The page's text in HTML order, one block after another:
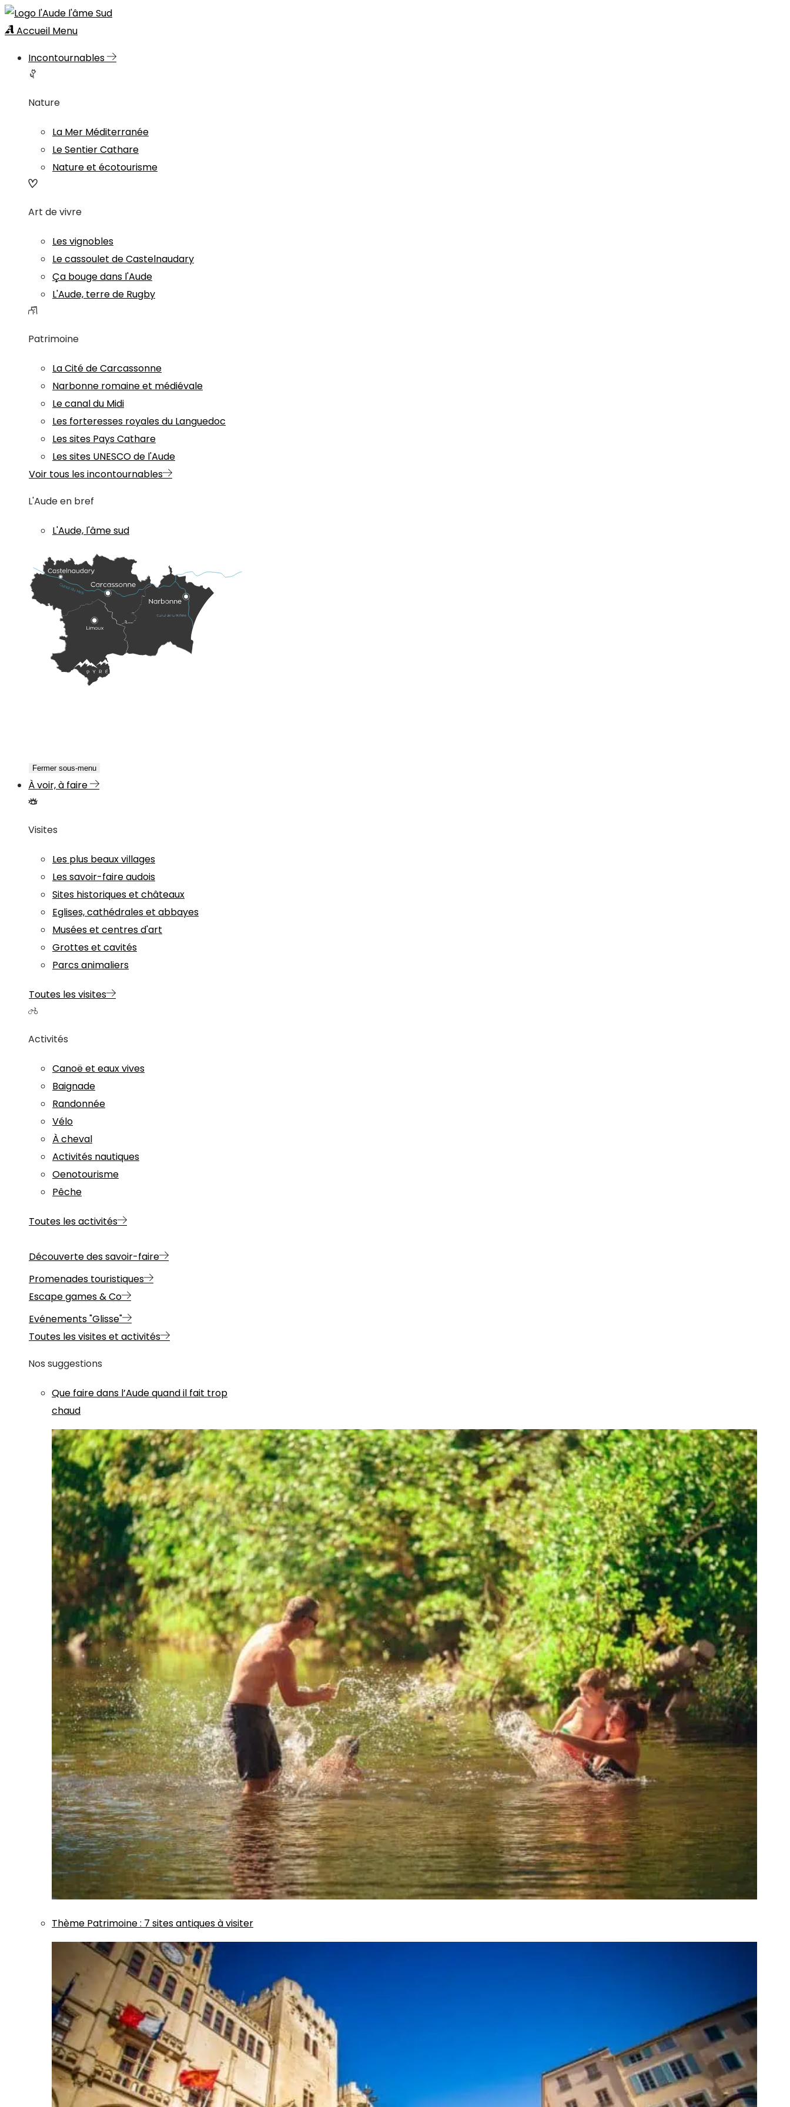
Accueil Menu
Incontournables
Nature
La Mer Méditerranée
Le Sentier Cathare
Nature et écotourisme
Art de vivre
Les vignobles
Le cassoulet de Castelnaudary
Ça bouge dans l'Aude
L'Aude, terre de Rugby
Patrimoine
La Cité de Carcassonne
Narbonne romaine et médiévale
Le canal du Midi
Les forteresses royales du Languedoc
Les sites Pays Cathare
Les sites UNESCO de l'Aude
Voir tous les incontournables
L'Aude en bref
L'Aude, l'âme sud
Fermer sous-menu
À voir, à faire
Visites
Les plus beaux villages
Les savoir-faire audois
Sites historiques et châteaux
Eglises, cathédrales et abbayes
Musées et centres d'art
Grottes et cavités
Parcs animaliers
Toutes les visites
Activités
Canoë et eaux vives
Baignade
Randonnée
Vélo
À cheval
Activités nautiques
Oenotourisme
Pêche
Toutes les activités
Découverte des savoir-faire
Promenades touristiques
Escape games & Co
Evénements "Glisse"
Toutes les visites et activités
Nos suggestions
Que faire dans l’Aude quand il fait trop
chaud
Thème Patrimoine: 7 sites antiques à visiter